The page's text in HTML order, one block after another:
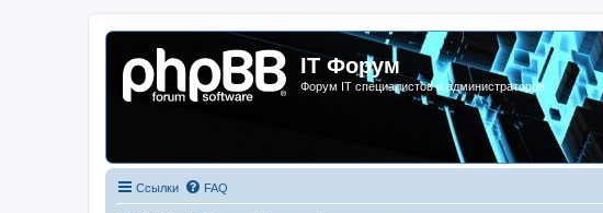
IT Форум
Форум IT специалистов и администраторов
Ссылки FAQ